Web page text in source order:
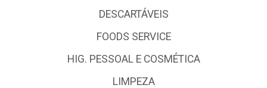
DESCARTÁVEIS
FOODS SERVICE
HIG. PESSOAL E COSMÉTICA
LIMPEZA